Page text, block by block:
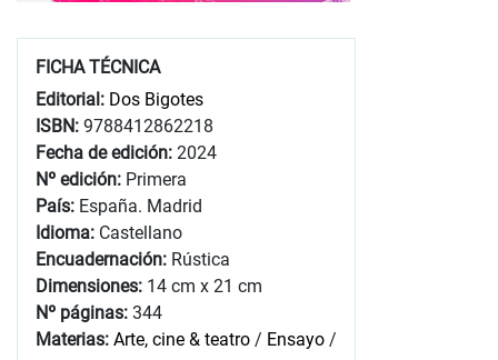
FICHA TÉCNICA
Editorial: Dos Bigotes
ISBN: 9788412862218
Fecha de edición: 2024
Nº edición: Primera
País: España. Madrid
Idioma: Castellano
Encuadernación: Rústica
Dimensiones: 14 cm x 21 cm
Nº páginas: 344
Materias: Arte, cine & teatro / Ensayo /